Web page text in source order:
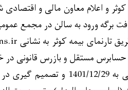
و اعلام معاون مالی و اقتصادی
برگه ورود به سالن در مجمع
صورت های مالی سال